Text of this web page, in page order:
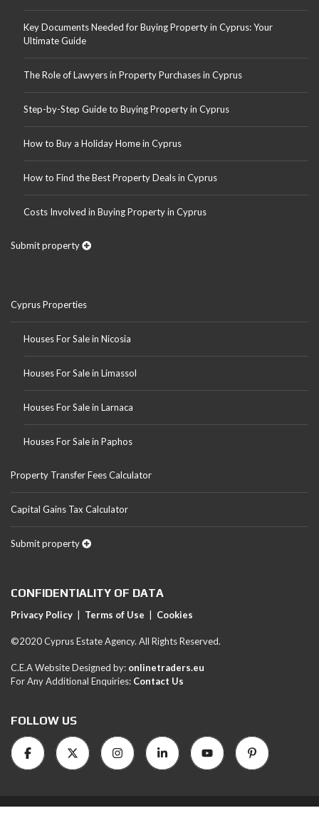
Key Documents Needed for Buying Property in Cyprus: Your
Ultimate Guide
The Role of Lawyers in Property Purchases in Cyprus
Step-by-Step Guide to Buying Property in Cyprus
How to Buy a Holiday Home in Cyprus
How to Find the Best Property Deals in Cyprus
Costs Involved in Buying Property in Cyprus
Submit property
Cyprus Properties
Houses For Sale in Nicosia
Houses For Sale in Limassol
Houses For Sale in Larnaca
Houses For Sale in Paphos
Property Transfer Fees Calculator
Capital Gains Tax Calculator
Submit property
CONFIDENTIALITY OF DATA
Privacy Policy Terms of Use Cookies
©2020 Cyprus Estate Agency. All Rights Reserved.
C.E.A Website Designed by: onlinetraders.eu
For Any Additional Enquiries: Contact Us
FOLLOW US